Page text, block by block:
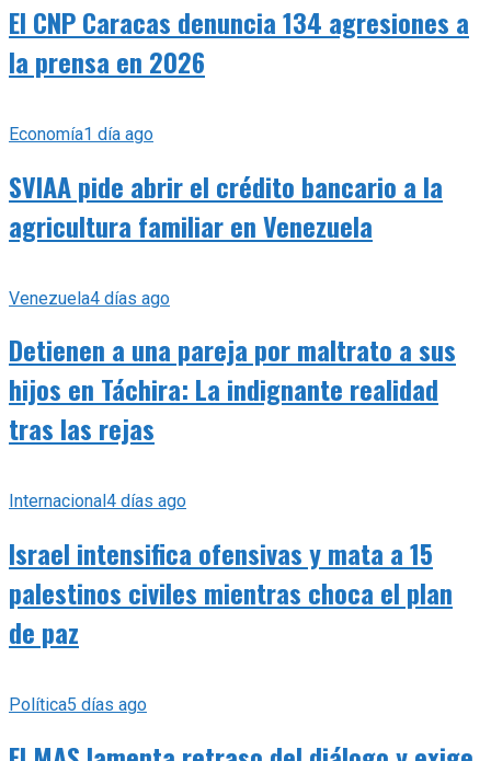
El CNP Caracas denuncia 134 agresiones a
la prensa en 2026
Economía1 día ago
SVIAA pide abrir el crédito bancario a la
agricultura familiar en Venezuela
Venezuela4 días ago
Detienen a una pareja por maltrato a sus
hijos en Táchira: La indignante realidad
tras las rejas
Internacional 4 días ago
Israel intensifica ofensivas y mata a 15
palestinos civiles mientras choca el plan
de paz
Política5 días ago